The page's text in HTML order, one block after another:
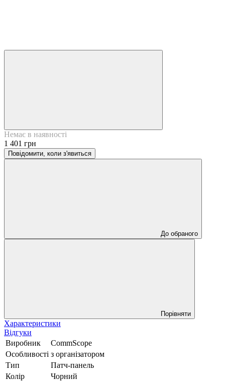
Немає в наявності
1 401 грн
Повідомити, коли з'явиться
До обраного
Порівняти
Характеристики
Відгуки
Виробник
CommScope
Особливості з організатором
Тип
Патч-панель
Колір
Чорний